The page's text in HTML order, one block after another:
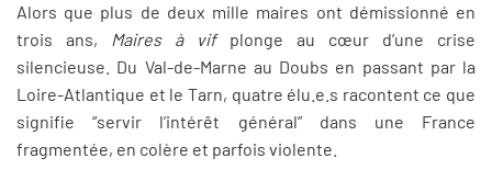
Alors que plus de deux mille maires ont démissionné en
trois ans, Maires à vifplonge au cœur d’une crise
silencieuse. Du Val-de-Marne au Doubs en passant par la
Loire-Atlantique et le Tarn, quatre élu.e.s racontent ce que
signifie “servir l’intérêt général” dans une France
fragmentée, en colère et parfois violente.